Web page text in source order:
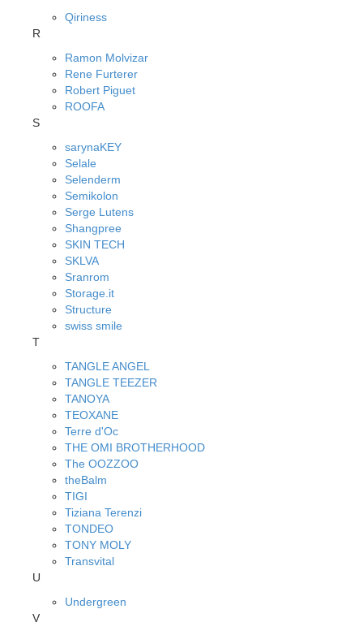
Qiriness
R
Ramon Molvizar
Rene Furterer
Robert Piguet
ROOFA
S
sarynaKEY
Selale
Selenderm
Semikolon
Serge Lutens
Shangpree
SKIN TECH
SKLVA
Sranrom
Storage.it
Structure
swiss smile
T
TANGLE ANGEL
TANGLE TEEZER
TANOYA
TEOXANE
Terre d'Oc
THE OMI BROTHERHOOD
The OOZZOO
theBalm
TIGI
Tiziana Terenzi
TONDEO
TONY MOLY
Transvital
U
Undergreen
V